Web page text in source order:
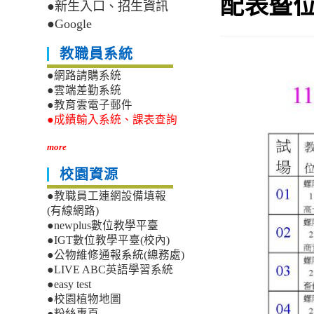
●新生入口、招生資訊
●Google
教職員系統
●網路請購系統
●雲端差勤系統
●教育雲電子郵件
●成績輸入系統、課表查詢
more
校園資源
●教職員工連網設備填報
(有線網路)
●newplus數位教學平臺
●IGT數位教學平臺(校內)
●公物維修通報系統(總務處)
●LIVE ABC英語學習系統
●easy test
●校園植物地圖